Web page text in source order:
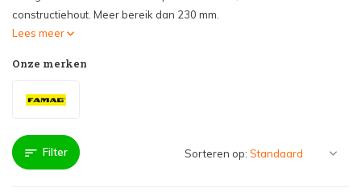
constructiehout. Meer bereik dan 230 mm.
Lees meer
Onze merken
Filter Sorteren op: